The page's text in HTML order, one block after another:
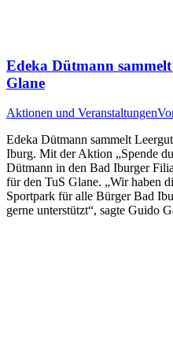
Edeka Dütmann
Glane
Aktionen und Veranstaltungen
Edeka Dütmann sammelt
Iburg. Mit der Aktion „Spende
Dütmann in den Bad Iburger
für den TuS Glane. „Wir haben
Sportpark für alle Bürger Bad
gerne unterstützt“, sagte Guido